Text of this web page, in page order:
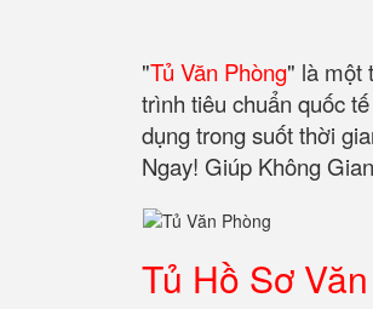
"Tủ Văn Phòng" là một
trình tiêu chuẩn quốc
dụng trong suốt thời
Ngay! Giúp Không
Tủ Hồ Sơ